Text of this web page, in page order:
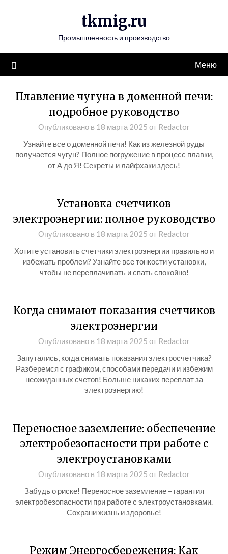
tkmig.ru
Промышленность и производство
Меню
Плавление чугуна в доменной печи:
подробное руководство
Опубликовано в 18 марта 2025 от Redactor
Узнайте все о доменной печи! Как из железной руды
получается чугун? Полное погружение в процесс плавки,
от А до Я! Секреты и лайфхаки здесь!
Установка счетчиков
электроэнергии: полное руководство
Опубликовано в 18 марта 2025 от Redactor
Хотите установить счетчики электроэнергии правильно и
избежать проблем? Узнайте все тонкости установки,
чтобы не переплачивать и спать спокойно!
Когда снимают показания счетчиков
электроэнергии
Опубликовано в 18 марта 2025 от Redactor
Запутались, когда снимать показания электросчетчика?
Разберемся с графиком, способами передачи и избежим
неожиданных счетов! Больше никаких переплат за
электроэнергию!
Переносное заземление: обеспечение
электробезопасности при работе с
электроустановками
Опубликовано в 18 марта 2025 от Redactor
Забудь о риске! Переносное заземление – гарантия
электробезопасности при работе с электроустановками.
Сохрани жизнь и здоровье!
Режим Энергосбережения: Как